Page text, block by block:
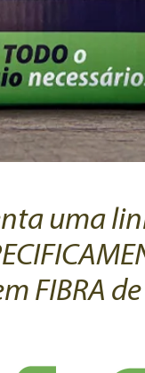
uma
FIBRA de